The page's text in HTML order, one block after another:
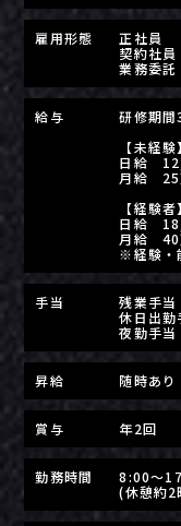
雇用形態
正社員
契約社員
業務委託
給与
研修期
【未経験】
日給
月給 25
【経験者】
日給
月給 40
※経験・
手当
残業手当
休日出勤
夜勤手当
昇給 随時あり
賞与 年2回
勤務時間
8:00～
(休憩約2